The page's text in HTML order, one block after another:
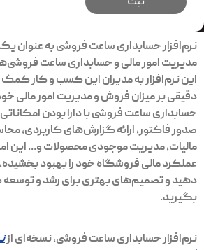
نرم‌افزار حسابداری ساعت فروشی به عنوان یک
مدیریت امور مالی و حسابداری ساعت
این نرم‌افزار به مدیران این کسب و کار
دقیقی بر میزان فروش و مدیریت امور مالی
حسابداری ساعت فروشی با دارا بودن
صدور فاکتور، ارائه گزارش‌های کاربردی،
مالیات، مدیریت موجودی محصولات و… این
عملکرد مالی فروشگاه خود را بهبود
دهید و تصمیم‌های بهتری برای رشد و
بگیرید.
نرم‌افزار حسابداری ساعت فروشی، نسخه‌ای از